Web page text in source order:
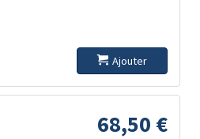
Ajouter
68,50 €